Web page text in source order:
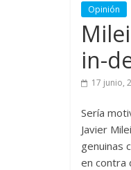
Opinión
in-
17 junio,
Sería
Javier
genuinas
en contra